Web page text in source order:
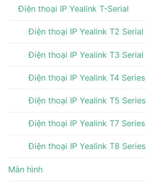
Điện thoại IP Yealink T-Serial
Điện thoại IP Yealink T2 Serial
Điện thoại IP Yealink T3 Serial
Điện thoại IP Yealink T4 Series
Điện thoại IP Yealink T5 Series
Điện thoại IP Yealink T7 Series
Điện thoại IP Yealink T8 Series
Màn hình